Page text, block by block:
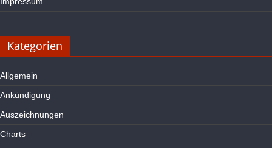
Kategorien
Allgemein
Ankündigung
Auszeichnungen
Charts